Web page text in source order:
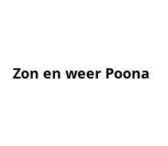
Zon en weer Poona